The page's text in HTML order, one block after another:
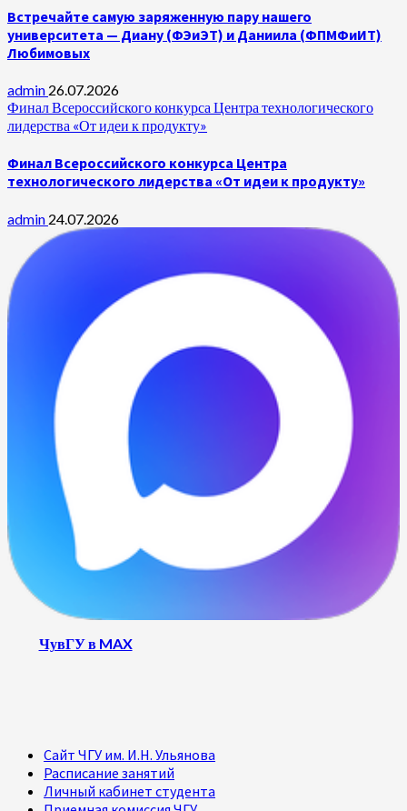
Встречайте самую заряженную пару нашего
университета — Диану (ФЭиЭТ) и Даниила (ФПМФиИТ)
Любимовых
admin 26.07.2026
Финал Всероссийского конкурса Центра технологического
лидерства «От идеи к продукту»
Финал Всероссийского конкурса Центра
технологического лидерства «От идеи к продукту»
admin 24.07.2026
ЧувГУ в MAX
Сайт ЧГУ им. И.Н. Ульянова
Расписание занятий
Личный кабинет студента